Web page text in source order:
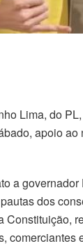
Lima, do
apoio
a
dos